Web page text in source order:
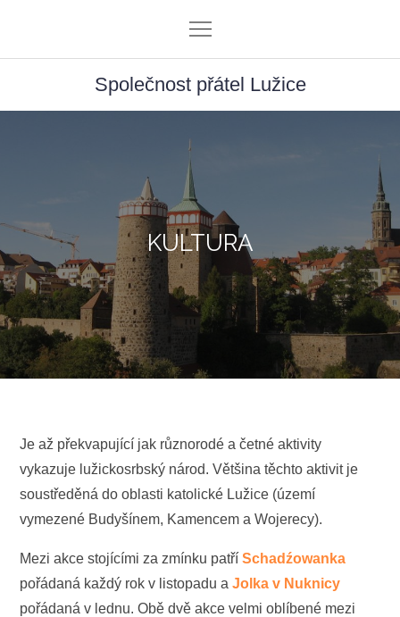
content
Společnost přátel Lužice
KULTURA
Je až překvapující jak různorodé a četné aktivity
vykazuje lužickosrbský národ. Většina těchto aktivit je
soustředěná do oblasti katolické Lužice (území
vymezené Budyšínem, Kamencem a Wojerecy).
Mezi akce stojícími za zmínku patříSchadźowanka
pořádaná každý rok v listopadu aJolka v Nuknicy
pořádaná v lednu. Obě dvě akce velmi oblíbené mezi